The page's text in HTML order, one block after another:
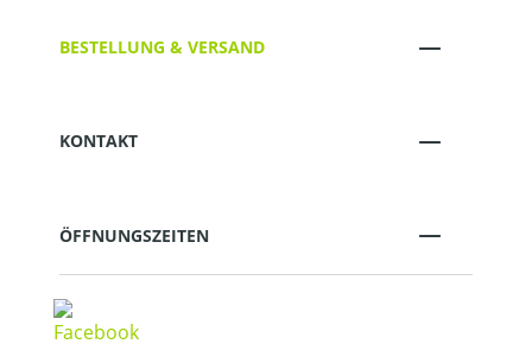
BESTELLUNG & VERSAND
KONTAKT
ÖFFNUNGSZEITEN